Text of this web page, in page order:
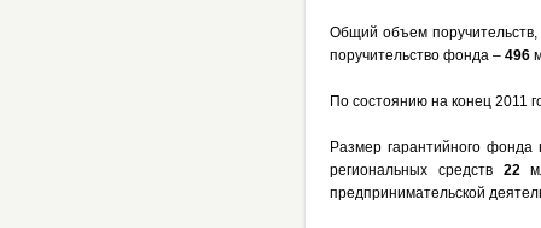
Общий объем
поручительство фонда – 496
По состоянию на конец 2011
Размер гарантийного
региональных средств 22
предпринимательской